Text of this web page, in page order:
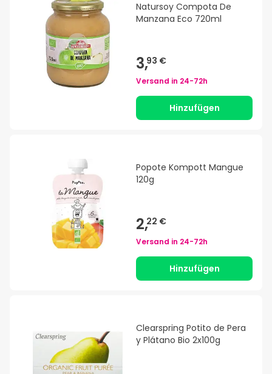
Natursoy Compota De
Manzana Eco 720ml
3,93 €
Versand in 24-72h
Hinzufügen
Popote Kompott Mangue
120g
2,22 €
Versand in 24-72h
Hinzufügen
Clearspring Potito de Pera
y Plátano Bio 2x100g